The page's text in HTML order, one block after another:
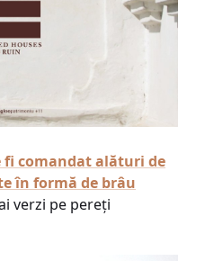
fi comandat alături de
în formă de brâu
verzi pe pereți